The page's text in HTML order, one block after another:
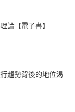
比照色階，就能一
陪襯的葉子調色也
於其它的蛋糕裝
面的小技巧，除了
切片蛋糕、獨角獸
是有志成為甜點師
論【電子書】
趨勢背後的地位渴